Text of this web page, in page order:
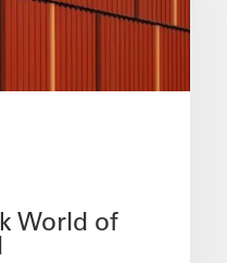
World of